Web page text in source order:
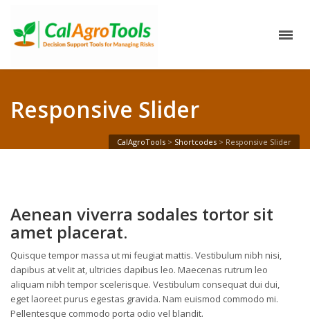
Responsive Slider
CalAgroTools > Shortcodes > Responsive Slider
Aenean viverra sodales tortor sit
amet placerat.
Quisque tempor massa ut mi feugiat mattis. Vestibulum nibh nisi,
dapibus at velit at, ultricies dapibus leo. Maecenas rutrum leo
aliquam nibh tempor scelerisque. Vestibulum consequat dui dui,
eget laoreet purus egestas gravida. Nam euismod commodo mi.
Pellentesque commodo porta odio vel blandit.